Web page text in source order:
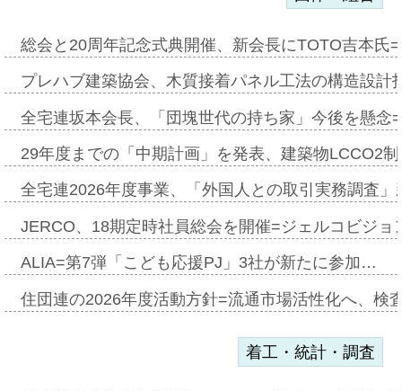
総会と20周年記念式典開催、新会長にTOTO吉本氏
プレハブ建築協会、木質接着パネル工法の構造設
全宅連坂本会長、「団塊世代の持ち家」今後を懸
29年度までの「中期計画」を発表、建築物LCCO2
全宅連2026年度事業、「外国人との取引実務調査
JERCO、18期定時社員総会を開催=ジェルコビジ
ALIA=第7弾「こども応援PJ」3社が新たに参加…
住団連の2026年度活動方針=流通市場活性化へ、検
着工・統計・調査